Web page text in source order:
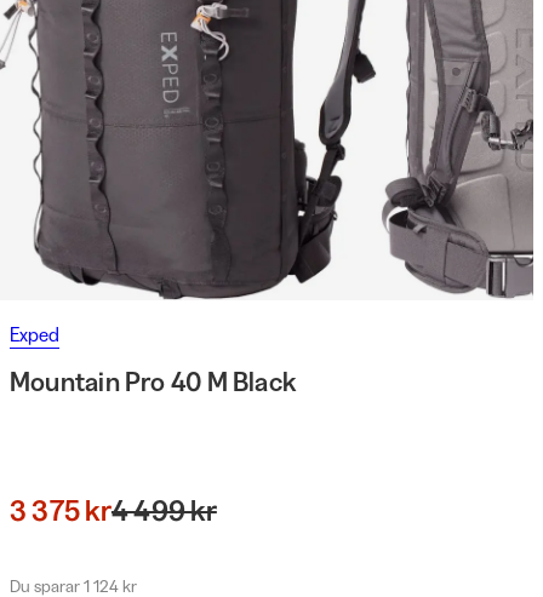
Exped
Mountain Pro 40 M Black
3 375 kr4 499 kr
Du sparar 1 124 kr